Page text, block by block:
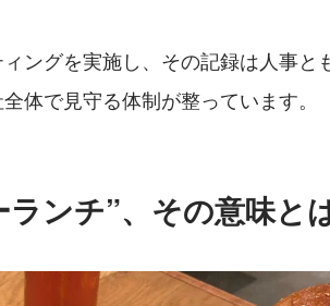
ングを実施し、その記録は人事と
体で見守る体制が整っています。
ンチ”、その意味と